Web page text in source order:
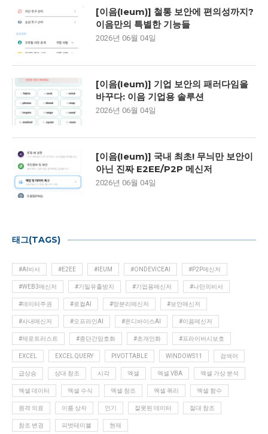
[이음(Ieum)] 철통 보안에 편의성까지?
이음만의 특별한 기능들
2026년 06월 04일
[이음(Ieum)] 기업 보안의 패러다임을
바꾸다: 이음 기업용 솔루션
2026년 06월 04일
[이음(Ieum)] 국내 최초! 무늬만 보안이
아닌 진짜 E2EE/P2P 메신저
2026년 06월 04일
태그(TAGS)
#AI비서 #E2EE #IEUM #ONDEVICEAI #P2P메신저
#WEB3메신저 #기밀유출방지 #기업용메신저 #나만의비서
#데이터주권 #로컬AI #망분리메신저 #보안메신저
#사내메신저 #오프라인AI #온디바이스AI #이음메신저
#제로트러스트 #종단간암호화 #초개인화 #프라이버시보호
EXCEL EXCEL QUERY PIVOT TABLE WINDOWS11 검색어
급상승 상대 참조 시각 엑셀 엑셀 VBA 엑셀 가상 분석
엑셀 데이터 엑셀 수식 엑셀 참조 엑셀 쿼리 엑셀 함수
원격 의료 이름 상자 인기 잘못된 데이터 절대 참조
참조 변경 피벗테이블 현재